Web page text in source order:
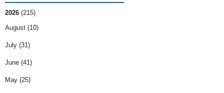
2026 (215)
August (10)
July (31)
June (41)
May (25)